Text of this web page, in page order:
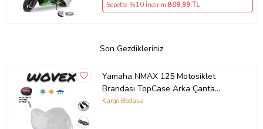
Sepette %10 İndirim 809,99 TL
Son Gezdikleriniz
Yamaha NMAX 125 Motosiklet
Brandası TopCase Arka Çanta
Uyumlu Branda,Örtü
Kargo Bedava